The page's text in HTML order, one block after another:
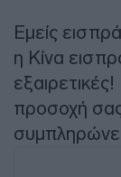
Εμείς
η Κίνα
προσοχή